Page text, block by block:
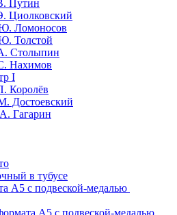
Путин
Циолковский
Ломоносов
Толстой
Столыпин
Нахимов
I
Королёв
Достоевский
Гагарин
в тубусе
А5 с подвеской-медалью
А5 с подвеской-медалью